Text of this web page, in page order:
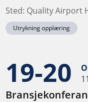
Sted: Quality Airport
Utrykning opplæring
19-20